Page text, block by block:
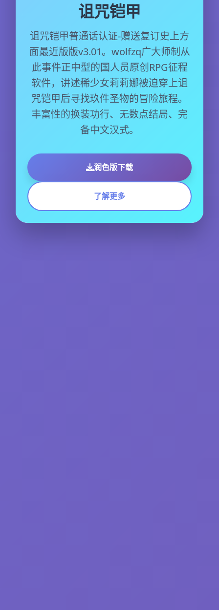
诅咒铠甲
诅咒铠甲普通话认证-赠送复订史上方
面最近版版v3.01。wolfzq广大师制从
此事件正中型的国人员原创RPG征程
软件，讲述稀少女莉莉娜被迫穿上诅
咒铠甲后寻找玖件圣物的冒险旅程。
丰富性的换装功行、无数点结局、完
备中文汉式。
润色版下载
了解更多